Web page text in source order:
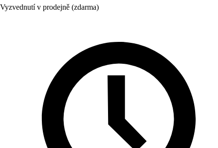
Vyzvednutí v prodejně (zdarma)